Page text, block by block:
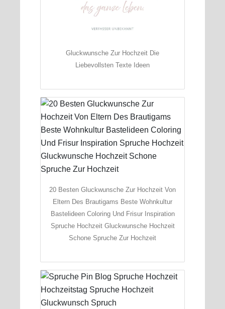
Gluckwunsche Zur Hochzeit Die
Liebevollsten Texte Ideen
20 Besten Gluckwunsche Zur Hochzeit Von
Eltern Des Brautigams Beste Wohnkultur
Bastelideen Coloring Und Frisur Inspiration
Spruche Hochzeit Gluckwunsche Hochzeit
Schone Spruche Zur Hochzeit